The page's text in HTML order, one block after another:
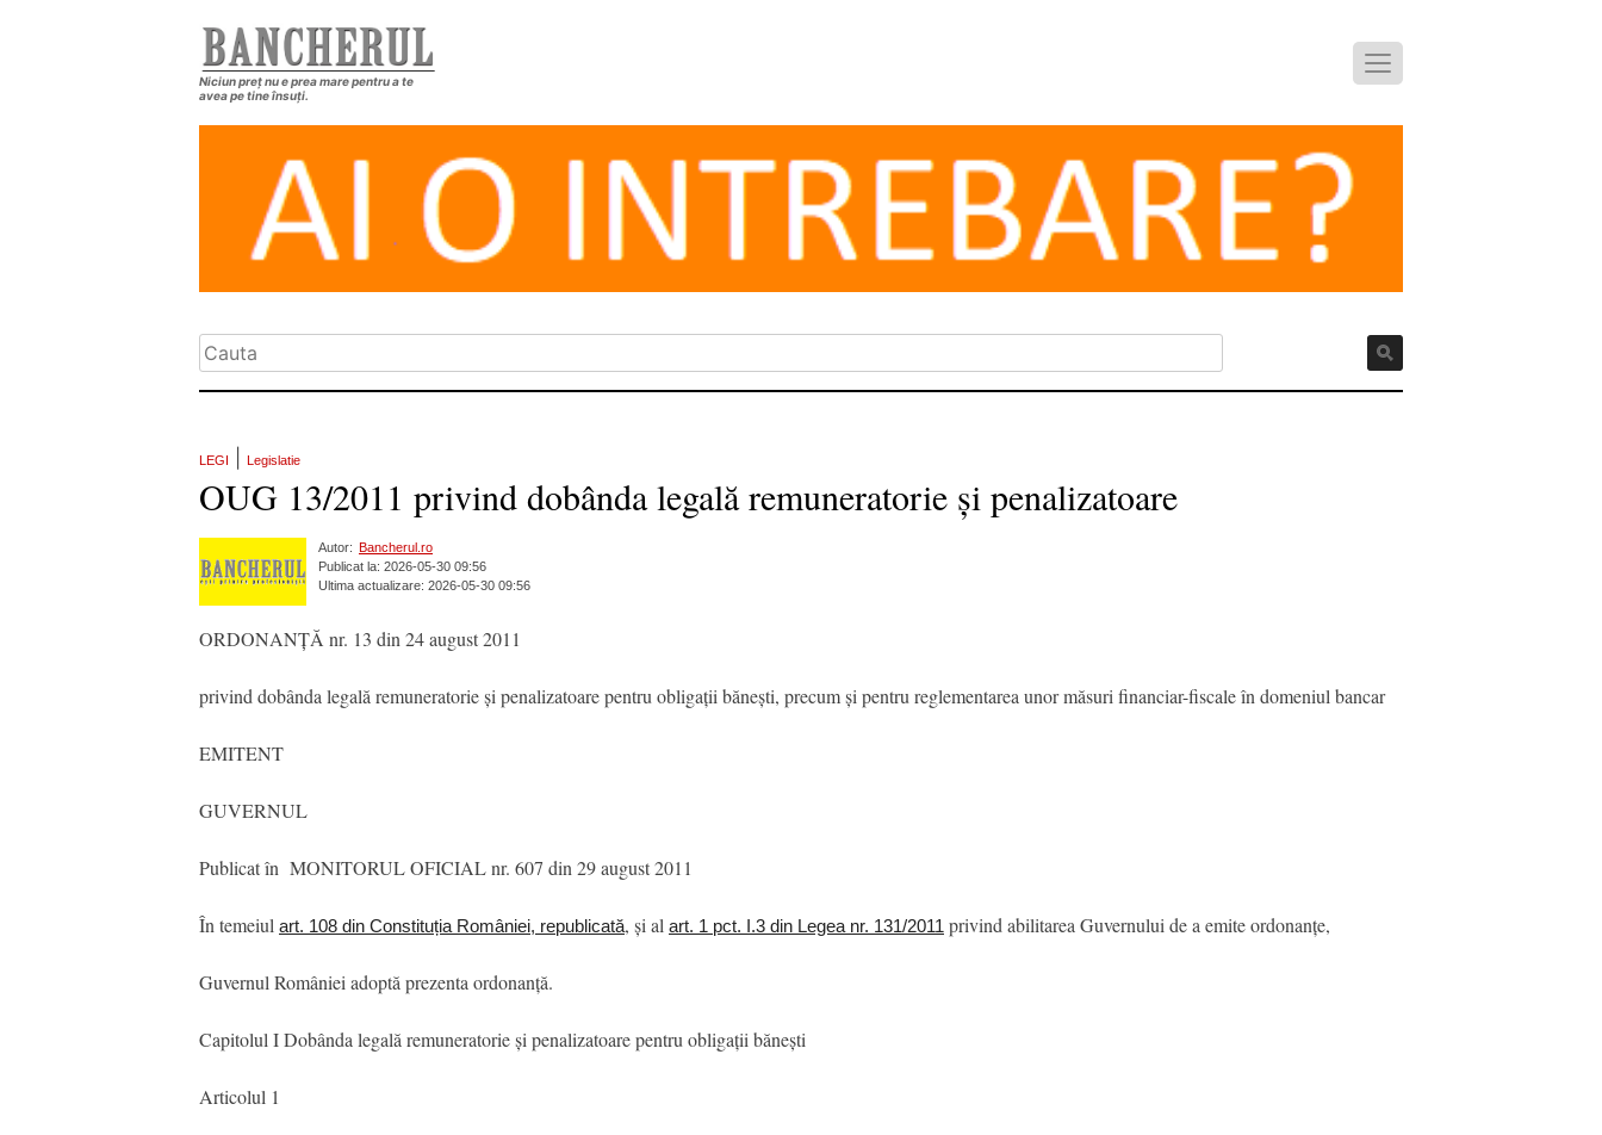
Niciun preț nu e prea mare pentru a te
avea pe tine însuți.
LEGI Legislatie
OUG 13/2011 privind dobânda legală remuneratorie și penalizatoare
Autor:
Bancherul.ro
Publicat la: 2026-05-30 09:56
Ultima actualizare: 2026-05-30 09:56
ORDONANȚĂ nr. 13 din 24 august 2011
privind dobânda legală remuneratorie și penalizatoare pentru obligații bănești, precum și pentru reglementarea unor măsuri financiar-fiscale în domeniul bancar
EMITENT
GUVERNUL
Publicat în MONITORUL OFICIAL nr. 607 din 29 august 2011
În temeiul art. 108 din Constituția României, republicată, și al art. 1 pct. I.3 din Legea nr. 131/2011 privind abilitarea Guvernului de a emite ordonanțe,
Guvernul României adoptă prezenta ordonanță.
Capitolul I Dobânda legală remuneratorie și penalizatoare pentru obligații bănești
Articolul 1